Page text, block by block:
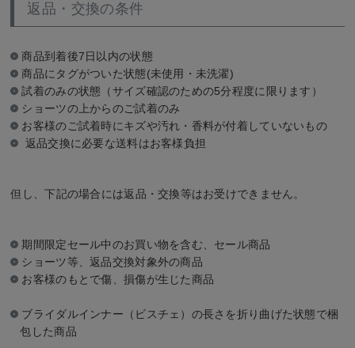
返品・交換の条件
商品到着後7日以内の状態
商品にタグがついた状態(未使用・未洗濯)
試着のみの状態（サイズ確認のための5分程度に限ります）
ショーツの上からのご試着のみ
お客様のご試着時にキズや汚れ・香料が付着していないもの
返品交換に必要な送料はお客様負担
但し、下記の場合には返品・交換等はお受けできません。
期間限定セール中のお買い物を含む、セール商品
ショーツ等、返品交換対象外の商品
お客様のもとで傷、損傷が生じた商品
ブライダルインナー（ビスチェ）の長さを折り曲げた状態で梱
包した商品